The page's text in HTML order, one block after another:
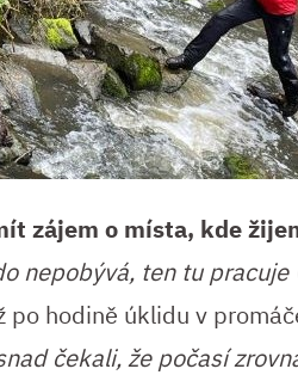
zájem o místa, kde
nepobývá, ten tu pracuje
hodině úklidu v
čekali, že počasí